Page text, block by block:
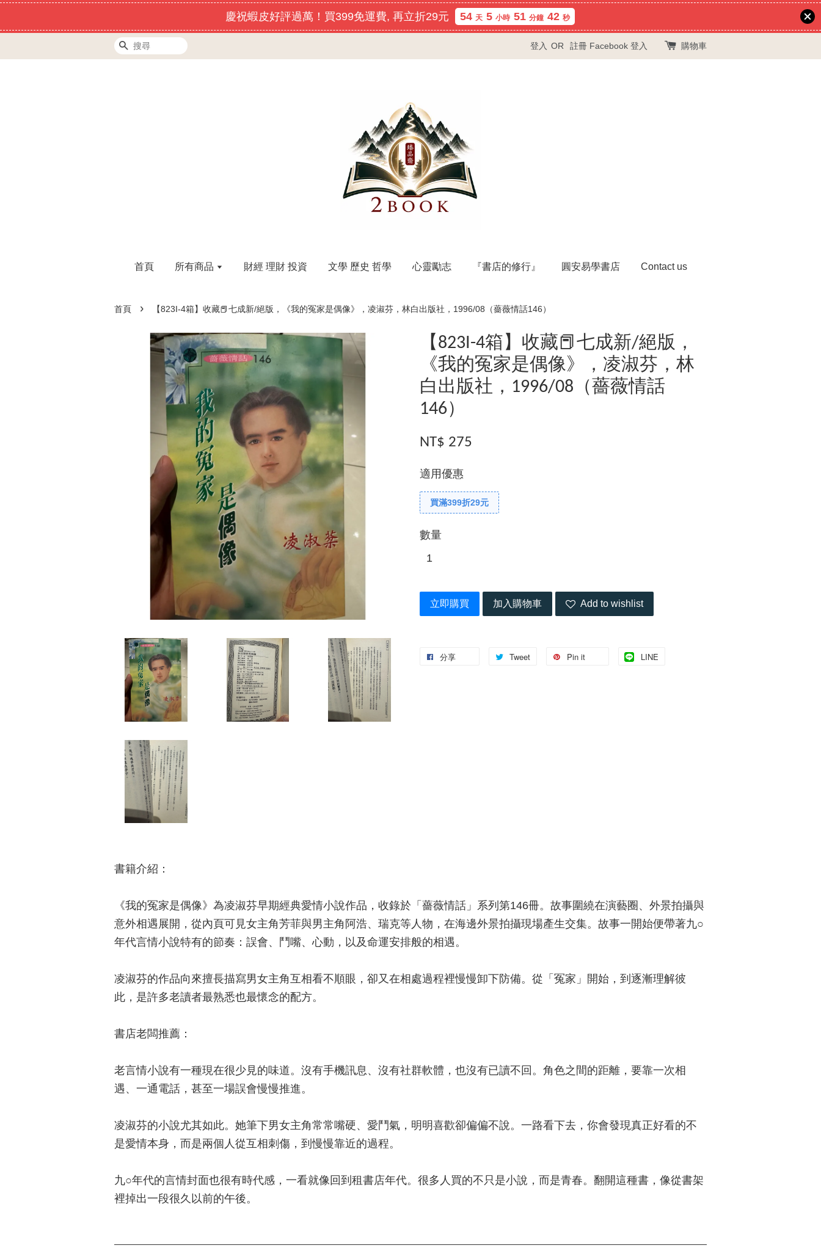
慶祝蝦皮好評過萬！買399免運費, 再立折29元 54 天 5 小時 51 分鐘 40 秒
搜尋 登入 OR 註冊 Facebook 登入 購物車
首頁 所有商品 財經 理財 投資 文學 歷史 哲學 心靈勵志 『書店的修行』 圓安易學書店 Contact us
首頁 › 【823I-4箱】收藏📕七成新/絕版，《我的冤家是偶像》，凌淑芬，林白出版社，1996/08（薔薇情話146）
【823I-4箱】收藏📕七成新/絕版，
《我的冤家是偶像》，凌淑芬，林
白出版社，1996/08（薔薇情話
146）
NT$ 275
適用優惠
買滿399折29元
數量
立即購買 加入購物車 Add to wishlist
分享 Tweet Pin it LINE
書籍介紹：
《我的冤家是偶像》為凌淑芬早期經典愛情小說作品，收錄於「薔薇情話」系列第146冊。故事圍繞在演藝圈、外景拍攝與
意外相遇展開，從內頁可見女主角芳菲與男主角阿浩、瑞克等人物，在海邊外景拍攝現場產生交集。故事一開始便帶著九○
年代言情小說特有的節奏：誤會、鬥嘴、心動，以及命運安排般的相遇。
凌淑芬的作品向來擅長描寫男女主角互相看不順眼，卻又在相處過程裡慢慢卸下防備。從「冤家」開始，到逐漸理解彼
此，是許多老讀者最熟悉也最懷念的配方。
書店老闆推薦：
老言情小說有一種現在很少見的味道。沒有手機訊息、沒有社群軟體，也沒有已讀不回。角色之間的距離，要靠一次相
遇、一通電話，甚至一場誤會慢慢推進。
凌淑芬的小說尤其如此。她筆下男女主角常常嘴硬、愛鬥氣，明明喜歡卻偏偏不說。一路看下去，你會發現真正好看的不
是愛情本身，而是兩個人從互相刺傷，到慢慢靠近的過程。
九○年代的言情封面也很有時代感，一看就像回到租書店年代。很多人買的不只是小說，而是青春。翻開這種書，像從書架
裡掉出一段很久以前的午後。